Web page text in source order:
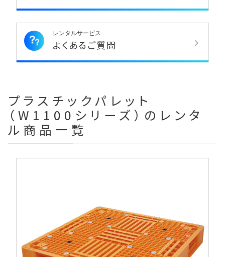
レンタルサービス
よくあるご質問
プラスチックパレット
（W1100シリーズ）のレンタ
ル商品一覧